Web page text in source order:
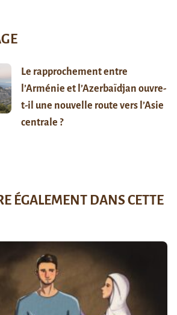
Le rapprochement entre
l’Arménie et l’Azerbaïdjan ouvre-
t-il une nouvelle route vers l’Asie
centrale ?
ÉGALEMENT DANS CETTE